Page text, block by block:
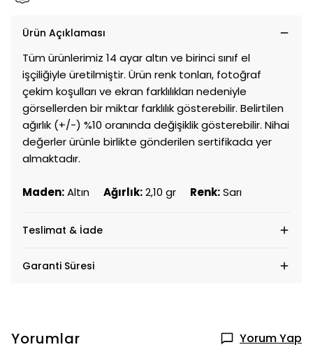
Ürün Açıklaması
Tüm ürünlerimiz 14 ayar altın ve birinci sınıf el
işçiliğiyle üretilmiştir. Ürün renk tonları, fotoğraf
çekim koşulları ve ekran farklılıkları nedeniyle
görsellerden bir miktar farklılık gösterebilir. Belirtilen
ağırlık (+/-) %10 oranında değişiklik gösterebilir. Nihai
değerler ürünle birlikte gönderilen sertifikada yer
almaktadır.
Maden:Altın Ağırlık:2,10 gr Renk:Sarı
Teslimat & İade
Garanti Süresi
Yorumlar Yorum Yap